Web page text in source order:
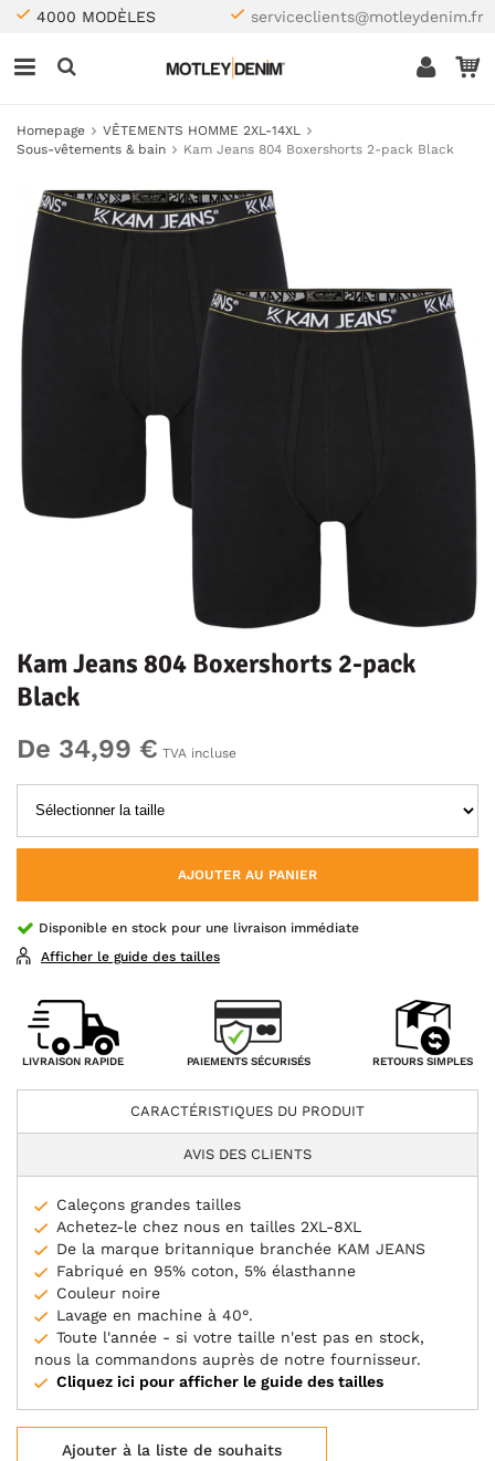
4000 MODÈLES serviceclients@motleydenim.fr
Homepage
VÊTEMENTS HOMME 2XL-14XL
Sous-vêtements & bain
Kam Jeans 804 Boxershorts 2-pack Black
Kam Jeans 804 Boxershorts 2-pack
Black
De 34,99 € TVA incluse
AJOUTER AU PANIER
Disponible en stock pour une livraison immédiate
Afficher le guide des tailles
LIVRAISON RAPIDE PAIEMENTS SÉCURISÉS RETOURS SIMPLES
CARACTÉRISTIQUES DU PRODUIT
AVIS DES CLIENTS
Caleçons grandes tailles
Achetez-le chez nous en tailles 2XL-8XL
De la marque britannique branchée KAM JEANS
Fabriqué en 95% coton, 5% élasthanne
Couleur noire
Lavage en machine à 40°.
Toute l'année - si votre taille n'est pas en stock,
nous la commandons auprès de notre fournisseur.
Cliquez ici pour afficher le guide des tailles
Ajouter à la liste de souhaits